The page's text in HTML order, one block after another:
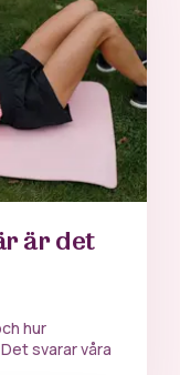
är det
hur
svarar våra